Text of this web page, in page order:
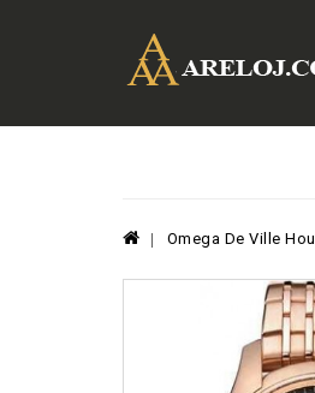
Omega De Ville